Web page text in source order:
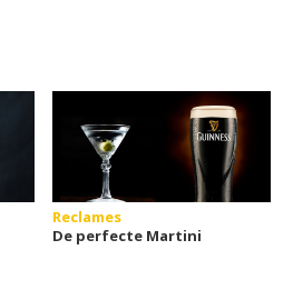
Reclames
De perfecte Martini